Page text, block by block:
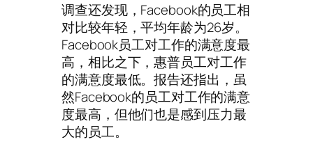
调查还发现，Facebook的员工相
对比较年轻，平均年龄为26岁。
Facebook员工对工作的满意度最
高，相比之下，惠普员工对工作
的满意度最低。报告还指出，虽
然Facebook的员工对工作的满意
度最高，但他们也是感到压力最
大的员工。